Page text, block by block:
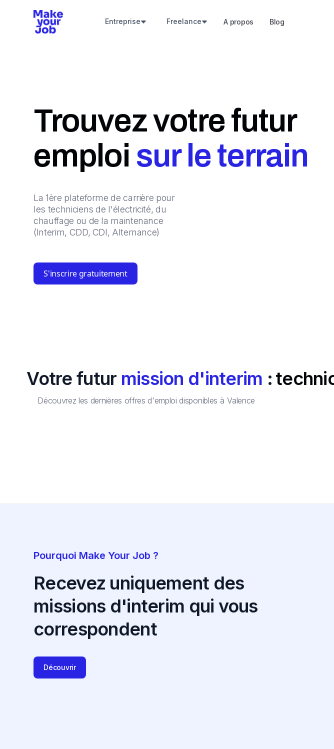
Entreprise Freelance A propos Blog
Trouvez votre futur
emploi sur le terrain
La 1ère plateforme de carrière pour
les techniciens de l'électricité, du
chauffage ou de la maintenance
(Interim, CDD, CDI, Alternance)
S'inscrire gratuitement
Votre futur mission d'interim :
Découvrez les dernières offres d'emploi disponibles à Valence
Pourquoi Make Your Job ?
Recevez uniquement des
missions d'interim qui vous
correspondent
Découvrir